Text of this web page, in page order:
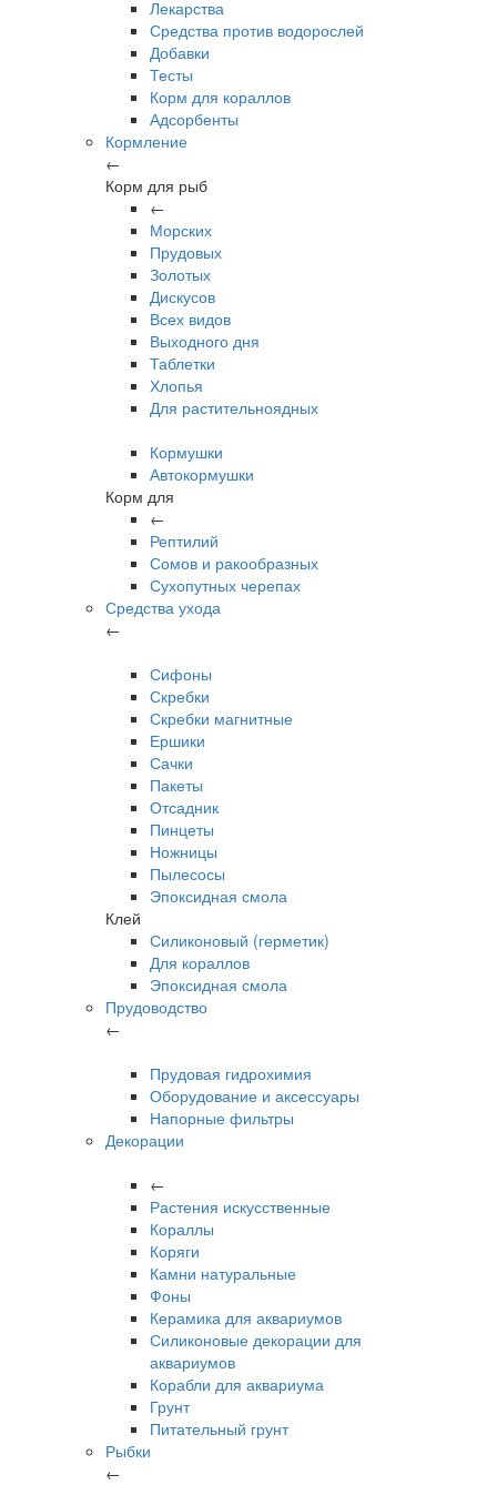
Лекарства
Средства против водорослей
Добавки
Тесты
Корм для кораллов
Адсорбенты
Кормление
←
Корм для рыб
←
Морских
Прудовых
Золотых
Дискусов
Всех видов
Выходного дня
Таблетки
Хлопья
Для растительноядных
Кормушки
Автокормушки
Корм для
←
Рептилий
Сомов и ракообразных
Сухопутных черепах
Средства ухода
←
Сифоны
Скребки
Скребки магнитные
Ершики
Сачки
Пакеты
Отсадник
Пинцеты
Ножницы
Пылесосы
Эпоксидная смола
Клей
Силиконовый (герметик)
Для кораллов
Эпоксидная смола
Прудоводство
←
Прудовая гидрохимия
Оборудование и аксессуары
Напорные фильтры
Декорации
←
Растения искусственные
Кораллы
Коряги
Камни натуральные
Фоны
Керамика для аквариумов
Силиконовые декорации для
аквариумов
Корабли для аквариума
Грунт
Питательный грунт
Рыбки
←